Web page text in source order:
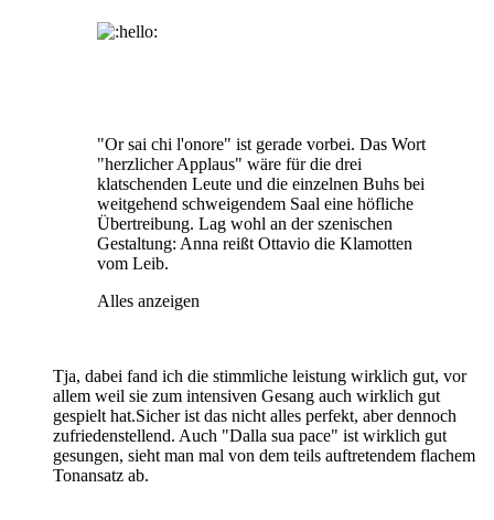
"Or sai chi l'onore" ist gerade vorbei. Das Wort
"herzlicher Applaus" wäre für die drei
klatschenden Leute und die einzelnen Buhs bei
weitgehend schweigendem Saal eine höfliche
Übertreibung. Lag wohl an der szenischen
Gestaltung: Anna reißt Ottavio die Klamotten
vom Leib.
Alles anzeigen
Tja, dabei fand ich die stimmliche leistung wirklich gut, vor
allem weil sie zum intensiven Gesang auch wirklich gut
gespielt hat.Sicher ist das nicht alles perfekt, aber dennoch
zufriedenstellend. Auch "Dalla sua pace" ist wirklich gut
gesungen, sieht man mal von dem teils auftretendem flachem
Tonansatz ab.